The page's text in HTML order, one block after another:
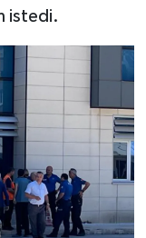
istedi.